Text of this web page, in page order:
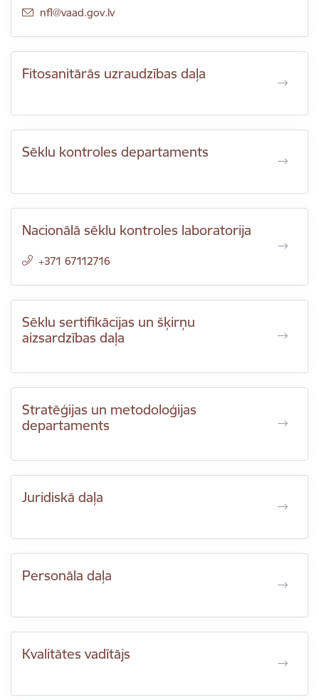
E-pasts:
nfl@vaad.gov.lv
Fitosanitārās uzraudzības daļa
Sēklu kontroles departaments
Nacionālā sēklu kontroles laboratorija
+371 67112716
Sēklu sertifikācijas un šķirņu
aizsardzības daļa
Stratēģijas un metodoloģijas
departaments
Juridiskā daļa
Personāla daļa
Kvalitātes vadītājs